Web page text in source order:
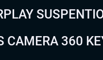
CAMERA 360